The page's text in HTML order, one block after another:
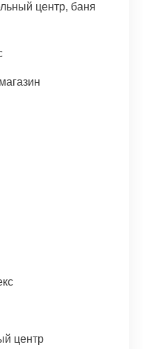
центр, баня
центр